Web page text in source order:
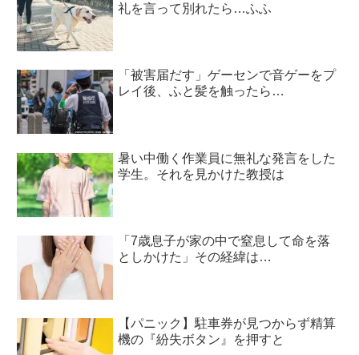
礼を言って別れたら…ふふ
「被害届だす」ゲーセンで音ゲーをプ
レイ後、ふと髪を触ったら…
暑い中働く作業員に無礼な発言をした
学生。それを見かけた教授は
「7歳息子が家の中で窒息して命を落
としかけた」その経緯は…
【パニック】駐車券が見つからず精算
機の『紛失ボタン』を押すと